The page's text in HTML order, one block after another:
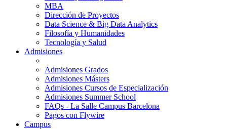
MBA
Dirección de Proyectos
Data Science & Big Data Analytics
Filosofía y Humanidades
Tecnología y Salud
Admisiones
Admisiones Grados
Admisiones Másters
Admisiones Cursos de Especialización
Admisiones Summer School
FAQs - La Salle Campus Barcelona
Pagos con Flywire
Campus